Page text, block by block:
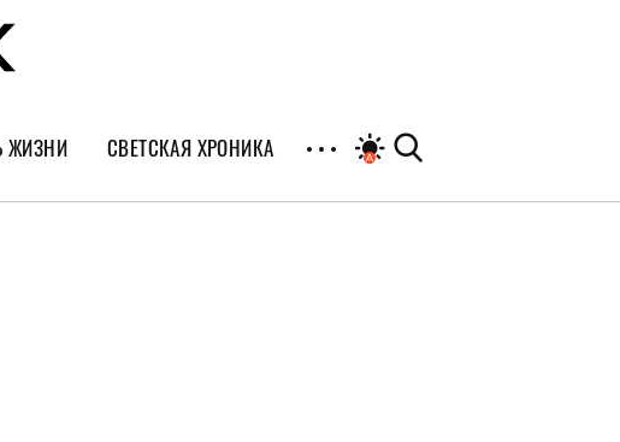
ЖИЗНИ СВЕТСКАЯ ХРОНИКА